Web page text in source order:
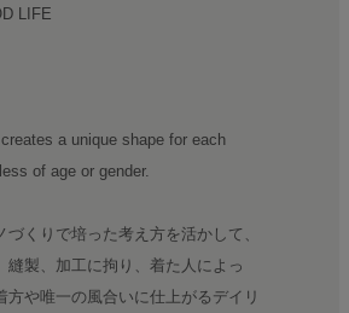
LIFE
a unique shape for each
of age or gender.
づくりで培った考え方を活かして、
縫製、加工に拘り、着た人によっ
方や唯一の風合いに仕上がるデイリ